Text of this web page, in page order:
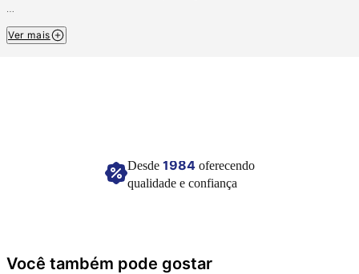
OVO E SOJA. NÃO CONTÉM GLÚTEN.
Ver mais
Desde 1984oferecendo
qualidade e confiança
Você também pode gostar